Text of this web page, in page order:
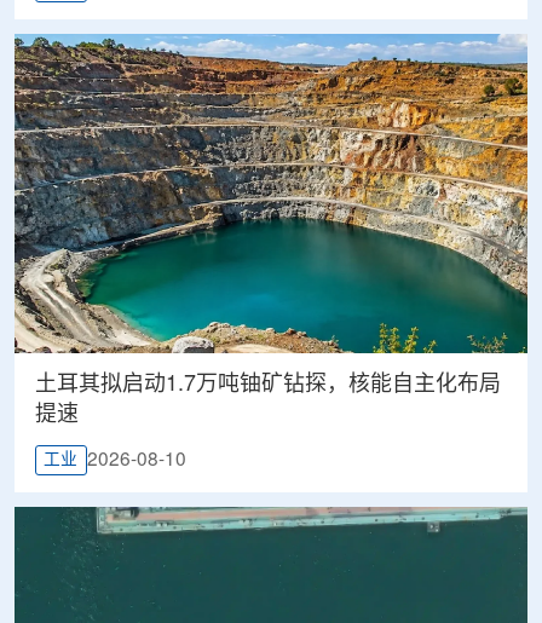
土耳其拟启动1.7万吨铀矿钻探，核能自主化布局
提速
工业 2026-08-10